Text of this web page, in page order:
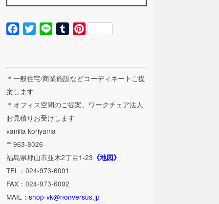
Facebook
Twitter Line TumblrPinterest
＊一般住宅/商業施設などコーディネートご提
案します
＊オフィス空間のご提案、ワークチェア法人
お見積りお受けします
vanilla koriyama
〒963-8026
福島県郡山市並木2丁目1-23 《地図》
TEL：024-973-6091
FAX：024-973-6092
MAIL：shop-vk@nonversus.jp